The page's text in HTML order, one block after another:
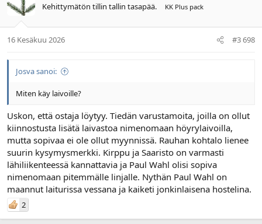
Kehittymätön tillin tallin tasapää. KK Plus pack
16 Kesäkuu 2026 #3 698
Josva sanoi:
Miten käy laivoille?
Uskon, että ostaja löytyy. Tiedän varustamoita, joilla on ollut
kiinnostusta lisätä laivastoa nimenomaan höyrylaivoilla,
mutta sopivaa ei ole ollut myynnissä. Rauhan kohtalo lienee
suurin kysymysmerkki. Kirppu ja Saaristo on varmasti
lähiliikenteessä kannattavia ja Paul Wahl olisi sopiva
nimenomaan pitemmälle linjalle. Nythän Paul Wahl on
maannut laiturissa vessana ja kaiketi jonkinlaisena hostelina.
2